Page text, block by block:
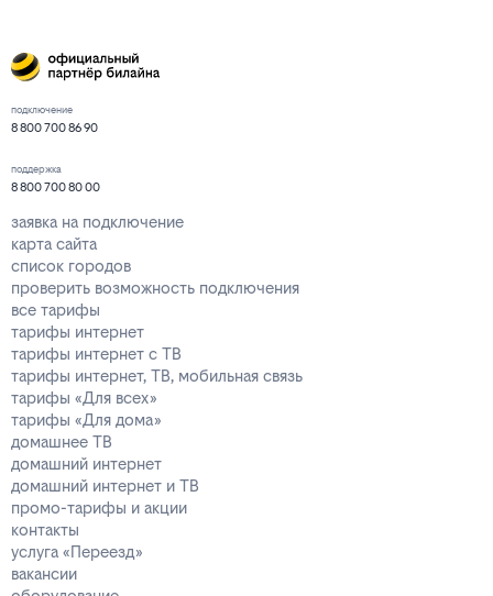
подключение
8 800 700 86 90
поддержка
8 800 700 80 00
заявка на подключение
карта сайта
список городов
проверить возможность подключения
все тарифы
тарифы интернет
тарифы интернет с ТВ
тарифы интернет, ТВ, мобильная связь
тарифы «Для всех»
тарифы «Для дома»
домашнее ТВ
домашний интернет
домашний интернет и ТВ
промо-тарифы и акции
контакты
услуга «Переезд»
вакансии